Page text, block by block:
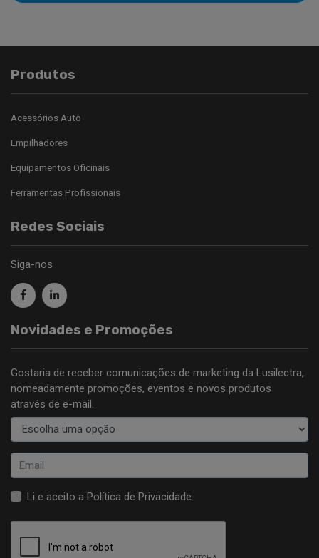
Produtos
Acessórios Auto
Empilhadores
Equipamentos Oficinais
Ferramentas Profissionais
Redes Sociais
Siga-nos
Novidades e Promoções
Gostaria de receber comunicações de marketing da Lusilectra,
nomeadamente promoções, eventos e novos produtos
através de e-mail.
Li e aceito a Política de Privacidade